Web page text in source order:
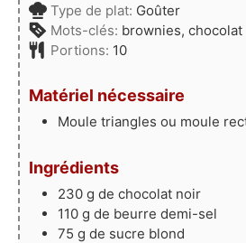
Type de plat: Goûter
Mots-clés: brownies, chocolat
Portions: 10
Matériel nécessaire
Moule triangles ou moule
Ingrédients
230 g de chocolat noir
110 g de beurre demi-sel
75 g de sucre blond